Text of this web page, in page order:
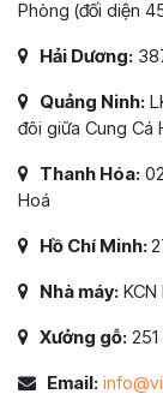
Phòng (đối diện
Hải Dương:
Quảng Ninh:
đôi giữa Cung Cá
Thanh Hóa:
Hoá
Hồ Chí Minh:
Nhà máy:
Xưởng gỗ:
Email: